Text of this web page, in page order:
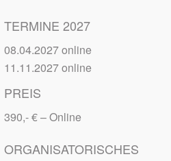
TERMINE 2027
08.04.2027 online
11.11.2027 online
PREIS
390,- € – Online
ORGANISATORISCHES